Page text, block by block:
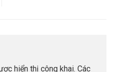
hiển thị công khai. Các